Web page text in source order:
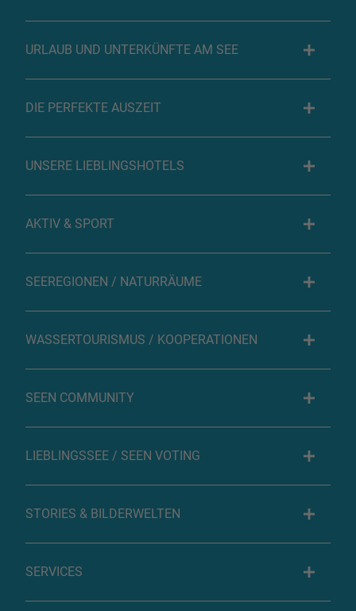
URLAUB UND UNTERKÜNFTE AM SEE
DIE PERFEKTE AUSZEIT
UNSERE LIEBLINGSHOTELS
AKTIV & SPORT
SEEREGIONEN / NATURRÄUME
WASSERTOURISMUS / KOOPERATIONEN
SEEN COMMUNITY
LIEBLINGSSEE / SEEN VOTING
STORIES & BILDERWELTEN
SERVICES